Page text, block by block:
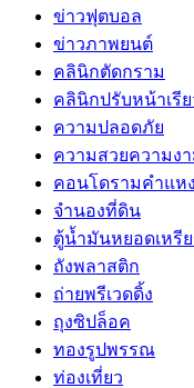
ข่าวฟุตบอล
ข่าวภาพยนต์
คลินิกตัดกราม
คลินิกปรับหน้าเรีย
ความปลอดภัย
ความสวยความง
คอนโดรามคำแหง
จำนองที่ดิน
ตู้น้ำมันหยอดเหรี
ถังพลาสติก
ถ่ายพรีเวดดิ้ง
ถุงซิปล็อค
ทองรูปพรรณ
ท่องเที่ยว